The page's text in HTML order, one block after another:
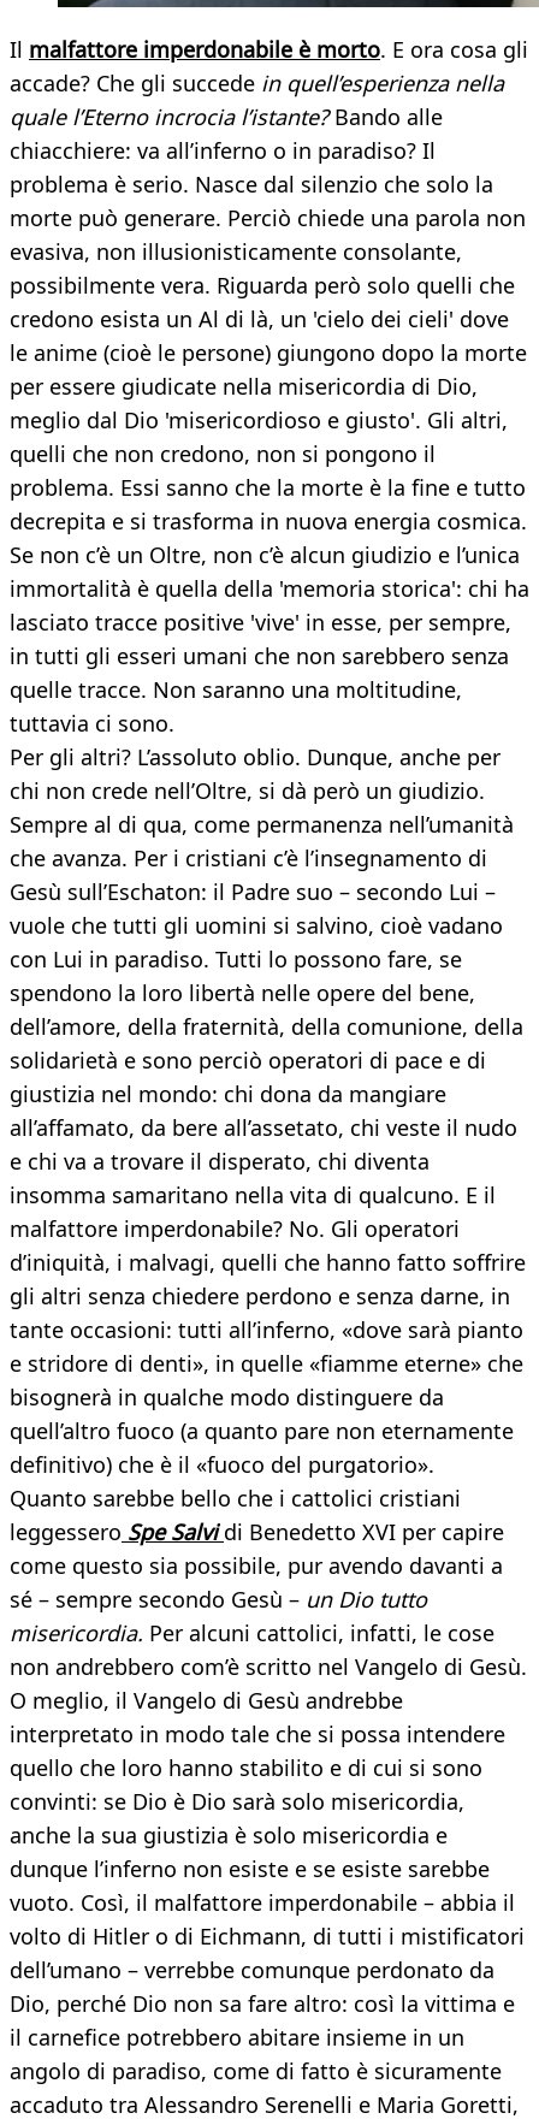
Il malfattore imperdonabile è morto. E ora cosa gli
accade? Che gli succede in quell’esperienza nella
quale l’Eterno incrocia l’istante?Bando alle
chiacchiere: va all’inferno o in paradiso? Il
problema è serio. Nasce dal silenzio che solo la
morte può generare. Perciò chiede una parola non
evasiva, non illusionisticamente consolante,
possibilmente vera. Riguarda però solo quelli che
credono esista un Al di là, un 'cielo dei cieli' dove
le anime (cioè le persone) giungono dopo la morte
per essere giudicate nella misericordia di Dio,
meglio dal Dio 'misericordioso e giusto'. Gli altri,
quelli che non credono, non si pongono il
problema. Essi sanno che la morte è la fine e tutto
decrepita e si trasforma in nuova energia cosmica.
Se non c’è un Oltre, non c’è alcun giudizio e l’unica
immortalità è quella della 'memoria storica': chi ha
lasciato tracce positive 'vive' in esse, per sempre,
in tutti gli esseri umani che non sarebbero senza
quelle tracce. Non saranno una moltitudine,
tuttavia ci sono.
Per gli altri? L’assoluto oblio. Dunque, anche per
chi non crede nell’Oltre, si dà però un giudizio.
Sempre al di qua, come permanenza nell’umanità
che avanza. Per i cristiani c’è l’insegnamento di
Gesù sull’Eschaton: il Padre suo – secondo Lui –
vuole che tutti gli uomini si salvino, cioè vadano
con Lui in paradiso. Tutti lo possono fare, se
spendono la loro libertà nelle opere del bene,
dell’amore, della fraternità, della comunione, della
solidarietà e sono perciò operatori di pace e di
giustizia nel mondo: chi dona da mangiare
all’affamato, da bere all’assetato, chi veste il nudo
e chi va a trovare il disperato, chi diventa
insomma samaritano nella vita di qualcuno. E il
malfattore imperdonabile? No. Gli operatori
d’iniquità, i malvagi, quelli che hanno fatto soffrire
gli altri senza chiedere perdono e senza darne, in
tante occasioni: tutti all’inferno, «dove sarà pianto
e stridore di denti», in quelle «fiamme eterne» che
bisognerà in qualche modo distinguere da
quell’altro fuoco (a quanto pare non eternamente
definitivo) che è il «fuoco del purgatorio».
Quanto sarebbe bello che i cattolici cristiani
leggessero Spe Salvidi Benedetto XVI per capire
come questo sia possibile, pur avendo davanti a
sé – sempre secondo Gesù – un Dio tutto
misericordia. Per alcuni cattolici, infatti, le cose
non andrebbero com’è scritto nel Vangelo di Gesù.
O meglio, il Vangelo di Gesù andrebbe
interpretato in modo tale che si possa intendere
quello che loro hanno stabilito e di cui si sono
convinti: se Dio è Dio sarà solo misericordia,
anche la sua giustizia è solo misericordia e
dunque l’inferno non esiste e se esiste sarebbe
vuoto. Così, il malfattore imperdonabile – abbia il
volto di Hitler o di Eichmann, di tutti i mistificatori
dell’umano – verrebbe comunque perdonato da
Dio, perché Dio non sa fare altro: così la vittima e
il carnefice potrebbero abitare insieme in un
angolo di paradiso, come di fatto è sicuramente
accaduto tra Alessandro Serenelli e Maria Goretti,